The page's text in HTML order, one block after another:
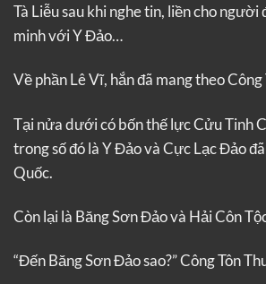
Tà Liễu sau khi nghe tin, liền cho người
minh với Y Đảo…
Về phần Lê Vĩ, hắn đã mang theo
Tại nửa dưới có bốn thế lực Cửu Tinh
trong số đó là Y Đảo và Cực Lạc Đảo
Quốc.
Còn lại là Băng Sơn Đảo và Hải Côn
“Đến Băng Sơn Đảo sao?” Công Tôn